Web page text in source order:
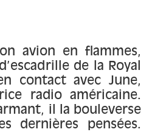
avion en flammes,
de la Royal
contact avec June,
radio américaine.
il la bouleverse
dernières pensées.